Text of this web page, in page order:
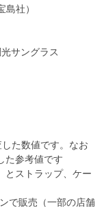
社）
サングラス
た数値です。なお
た参考値です
とストラップ、ケー
で販売（一部の店舗